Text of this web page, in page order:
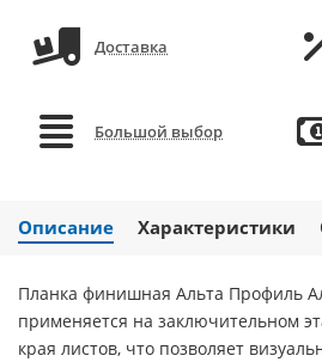
Доставка
Большой выбор
Описание Характеристики
Планка финишная Альта Профиль
применяется на заключительном
края листов, что позволяет